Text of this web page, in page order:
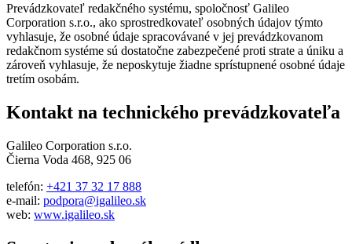
Prevádzkovateľ redakčného systému, spoločnosť Galileo
Corporation s.r.o., ako sprostredkovateľ osobných údajov týmto
vyhlasuje, že osobné údaje spracovávané v jej prevádzkovanom
redakčnom systéme sú dostatočne zabezpečené proti strate a úniku a
zároveň vyhlasuje, že neposkytuje žiadne sprístupnené osobné údaje
tretím osobám.
Kontakt na technického prevádzkovateľa
Galileo Corporation s.r.o.
Čierna Voda 468, 925 06
telefón: +421 37 32 17 888
e-mail: podpora@igalileo.sk
web: www.igalileo.sk